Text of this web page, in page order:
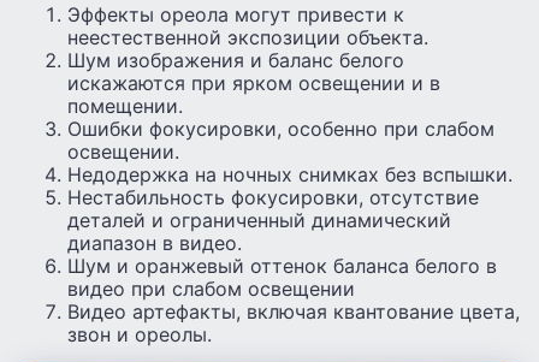
Эффекты ореола могут привести к
неестественной экспозиции объекта.
Шум изображения и баланс белого
искажаются при ярком освещении и в
помещении.
Ошибки фокусировки, особенно при слабом
освещении.
Недодержка на ночных снимках без вспышки.
Нестабильность фокусировки, отсутствие
деталей и ограниченный динамический
диапазон в видео.
Шум и оранжевый оттенок баланса белого в
видео при слабом освещении
Видео артефакты, включая квантование цвета,
звон и ореолы.